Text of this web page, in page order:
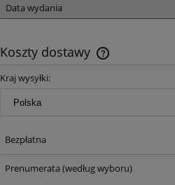
Data wydania
Koszty dostawy
Kraj wysyłki:
Bezpłatna
Prenumerata (według wyboru)